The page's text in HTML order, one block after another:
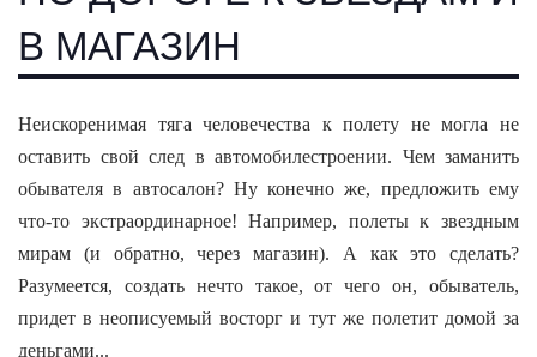
В МАГАЗИН
Неискоренимая тяга человечества к полету не могла не
оставить свой след в автомобилестроении. Чем заманить
обывателя в автосалон? Ну конечно же, предложить ему
что-то экстраординарное! Например, полеты к звездным
мирам (и обратно, через магазин). А как это сделать?
Разумеется, создать нечто такое, от чего он, обыватель,
придет в неописуемый восторг и тут же полетит домой за
деньгами...